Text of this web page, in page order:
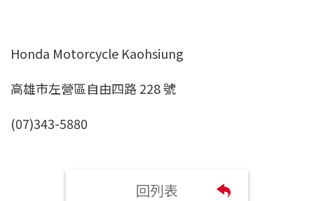
Honda Motorcycle Kaohsiung
高雄市左營區自由四路 228 號
(07)343-5880
回列表